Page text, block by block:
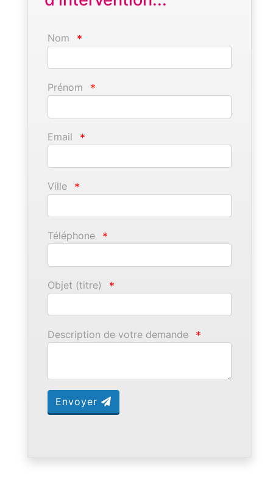
Nom *
Prénom *
Email *
Ville *
Téléphone *
Objet (titre) *
Description de votre demande *
Envoyer